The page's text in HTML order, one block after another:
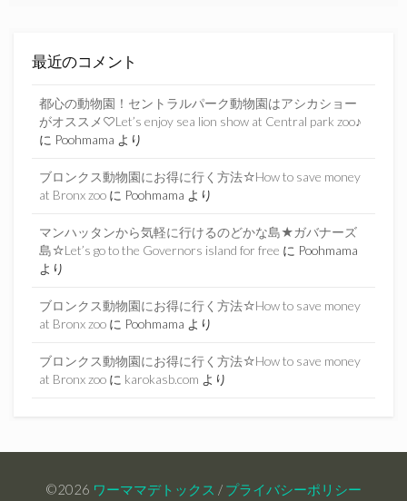
最近のコメント
都心の動物園！セントラルパーク動物園はアシカショー
がオススメ♡Let’s enjoy sea lion show at Central park zoo♪
に Poohmama より
ブロンクス動物園にお得に行く方法☆How to save money
at Bronx zoo に Poohmama より
マンハッタンから気軽に行けるのどかな島★ガバナーズ
島☆Let’s go to the Governors island for free に Poohmama
より
ブロンクス動物園にお得に行く方法☆How to save money
at Bronx zoo に Poohmama より
ブロンクス動物園にお得に行く方法☆How to save money
at Bronx zoo に karokasb.com より
©2026 ワーママデトックス / プライバシーポリシー